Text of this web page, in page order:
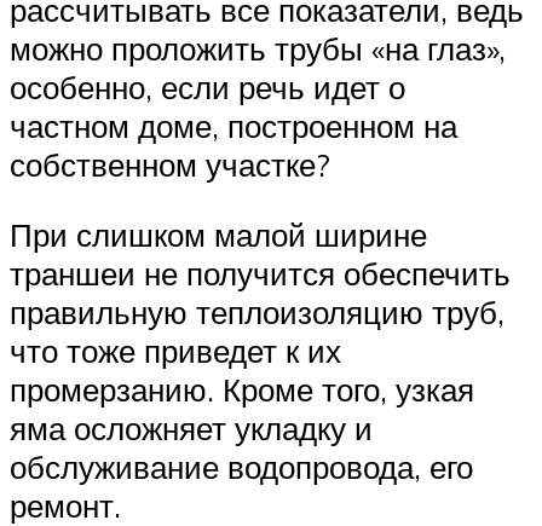
рассчитывать все показатели, ведь
можно проложить трубы «на глаз»,
особенно, если речь идет о
частном доме, построенном на
собственном участке?
При слишком малой ширине
траншеи не получится обеспечить
правильную теплоизоляцию труб,
что тоже приведет к их
промерзанию. Кроме того, узкая
яма осложняет укладку и
обслуживание водопровода, его
ремонт.